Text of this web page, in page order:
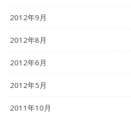
2012年9月
2012年8月
2012年6月
2012年5月
2011年10月